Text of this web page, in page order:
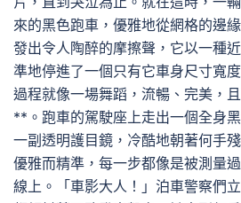
來的黑色跑車，優雅地從網格的邊
發出令人陶醉的摩擦聲，它以一種
準地停進了一個只有它車身尺寸寬
過程就像一場舞蹈，流暢、完美，
**。跑車的駕駛座上走出一個全身
一副透明護目鏡，冷酷地朝著何手
優雅而精準，每一步都像是被測量
線上。「車影大人！」泊車警察們